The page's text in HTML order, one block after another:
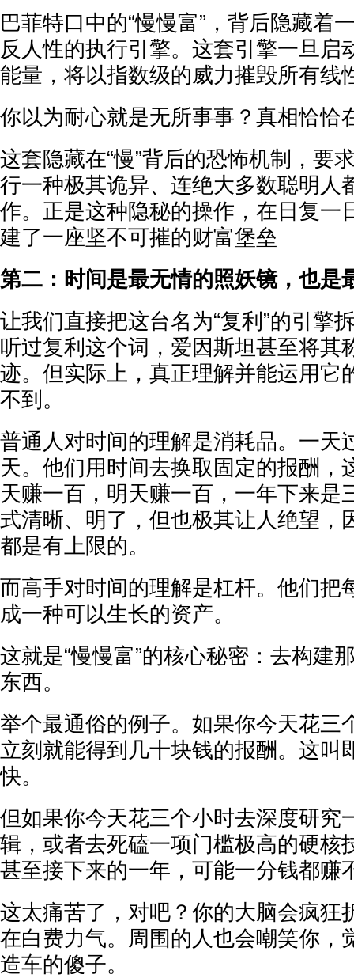
巴菲特口中的“慢慢富”，背后隐藏着
反人性的执行引擎。这套引擎一旦启
能量，将以指数级的威力摧毁所有线
你以为耐心就是无所事事？真相恰恰
这套隐藏在“慢”背后的恐怖机制，要
行一种极其诡异、连绝大多数聪明人
作。正是这种隐秘的操作，在日复一
建了一座坚不可摧的财富堡垒
第二：时间是最无情的照妖镜，也是
让我们直接把这台名为“复利”的引擎
听过复利这个词，爱因斯坦甚至将其
迹。但实际上，真正理解并能运用它
不到。
普通人对时间的理解是消耗品。一天
天。他们用时间去换取固定的报酬，
天赚一百，明天赚一百，一年下来是
式清晰、明了，但也极其让人绝望，
都是有上限的。
而高手对时间的理解是杠杆。他们把
成一种可以生长的资产。
这就是“慢慢富”的核心秘密：去构建
东西。
举个最通俗的例子。如果你今天花三
立刻就能得到几十块钱的报酬。这叫
快。
但如果你今天花三个小时去深度研究
辑，或者去死磕一项门槛极高的硬核
甚至接下来的一年，可能一分钱都赚
这太痛苦了，对吧？你的大脑会疯狂
在白费力气。周围的人也会嘲笑你，
造车的傻子。